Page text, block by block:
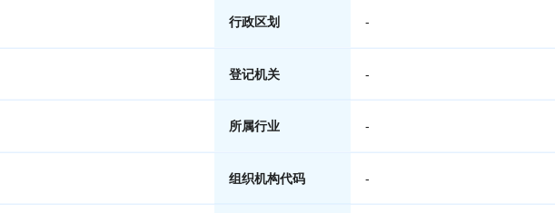
行政区划 -
登记机关 -
所属行业 -
组织机构代码 -